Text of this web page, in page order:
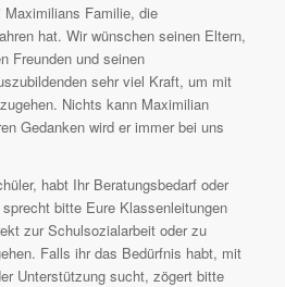
Maximilians Familie, die
hat. Wir wünschen seinen Eltern,
Freunden und seinen
sehr viel Kraft, um mit
Nichts kann Maximilian
Gedanken wird er immer bei uns
habt Ihr Beratungsbedarf oder
bitte Eure Klassenleitungen
zur Schulsozialarbeit oder zu
Falls ihr das Bedürfnis habt, mit
Unterstützung sucht, zögert bitte